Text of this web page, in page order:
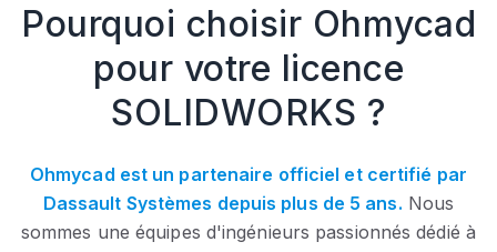
Pourquoi choisir Ohmycad
pour votre licence
SOLIDWORKS ?
Ohmycad est un partenaire officiel et certifié par
Dassault Systèmes depuis plus de 5 ans. Nous
sommes une équipes d'ingénieurs passionnés dédié à